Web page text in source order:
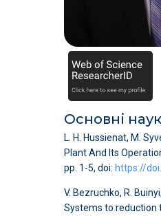
Основні
L. H. Hussienat, M.
Plant And Its
pp. 1-5, doi: https://
V. Bezruchko, R.
Systems to reduction